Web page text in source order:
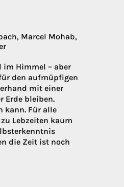
Marcel Mohab,
Himmel – aber
den aufmüpfigen
mit einer
Erde bleiben.
kann. Für alle
Lebzeiten kaum
die Zeit ist noch